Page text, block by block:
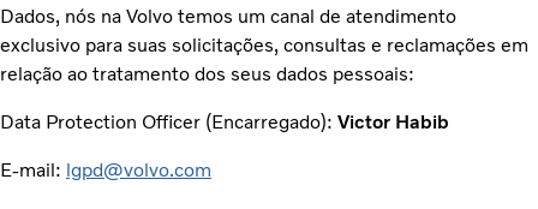
Dados, nós na Volvo temos um canal de atendimento
exclusivo para suas solicitações, consultas e reclamações em
relação ao tratamento dos seus dados pessoais:
Data Protection Officer (Encarregado): Victor Habib
E-mail: lgpd@volvo.com